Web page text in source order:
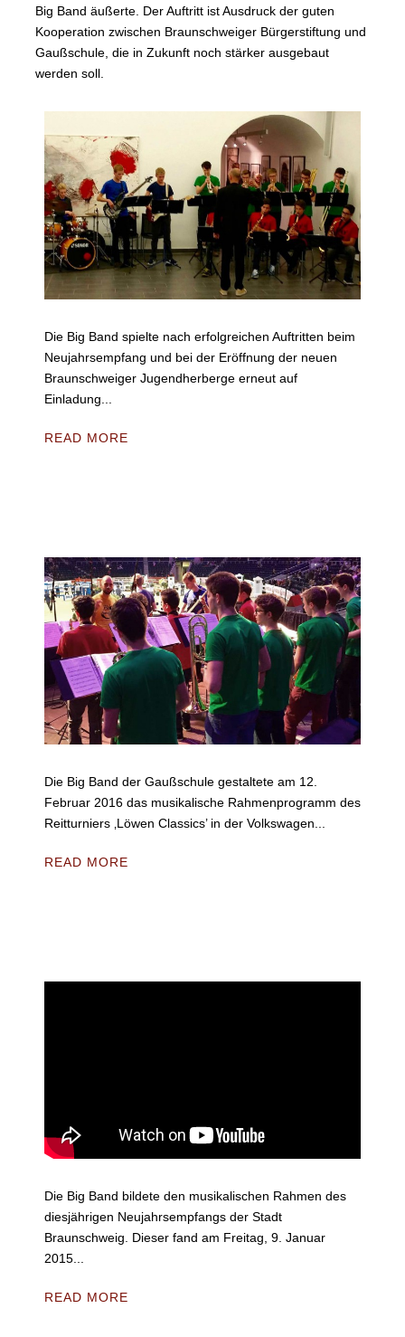
Big Band äußerte. Der Auftritt ist Ausdruck der guten
Kooperation zwischen Braunschweiger Bürgerstiftung und
Gaußschule, die in Zukunft noch stärker ausgebaut
werden soll.
Die Big Band spielte nach erfolgreichen Auftritten beim
Neujahrsempfang und bei der Eröffnung der neuen
Braunschweiger Jugendherberge erneut auf
Einladung...
READ MORE
Die Big Band der Gaußschule gestaltete am 12.
Februar 2016 das musikalische Rahmenprogramm des
Reitturniers ‚Löwen Classics’ in der Volkswagen...
READ MORE
Die Big Band bildete den musikalischen Rahmen des
diesjährigen Neujahrsempfangs der Stadt
Braunschweig. Dieser fand am Freitag, 9. Januar
2015...
READ MORE